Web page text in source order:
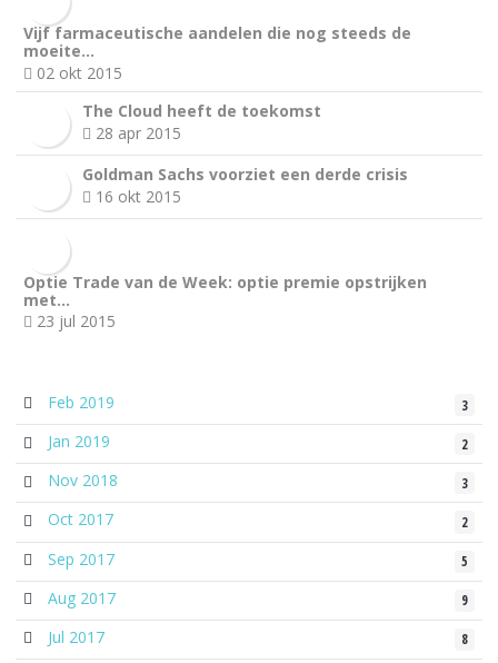
Vijf farmaceutische aandelen die nog steeds de
moeite…
02 okt 2015
The Cloud heeft de toekomst
28 apr 2015
Goldman Sachs voorziet een derde crisis
16 okt 2015
Optie Trade van de Week: optie premie opstrijken
met…
23 jul 2015
3
Feb 2019
2
Jan 2019
3
Nov 2018
2
Oct 2017
5
Sep 2017
9
Aug 2017
8
Jul 2017